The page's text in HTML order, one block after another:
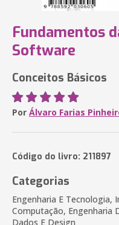
Fundamentos
Software
Conceitos Básicos
Por Álvaro Farias
Código do livro: 211897
Categorias
Engenharia E Tecnologia,
Computação, Engenharia
Dados E Design